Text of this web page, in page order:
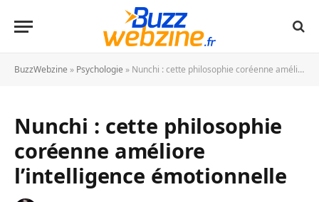
BuzzWebzine » Psychologie » Nunchi : cette philosophie coréenne améliore l’intelligence émotionnelle
Nunchi : cette philosophie
coréenne améliore
l’intelligence émotionnelle